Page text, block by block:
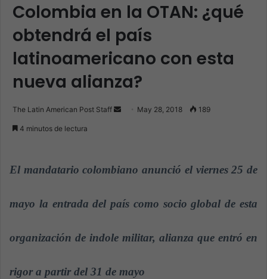
Colombia en la OTAN: ¿qué
obtendrá el país
latinoamericano con esta
nueva alianza?
The Latin American Post Staff
a
m
i
May 28, 2018 189
4 minutos de lectura
El mandatario colombiano anunció el viernes 25 de
mayo la entrada del país como socio global de esta
organización de indole militar, alianza que entró en
rigor a partir del 31 de mayo